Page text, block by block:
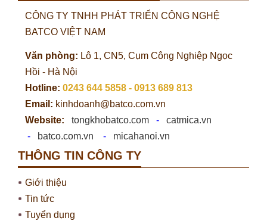
CÔNG TY TNHH PHÁT TRIỂN CÔNG NGHỆ
BATCO VIỆT NAM
Văn phòng: Lô 1, CN5, Cụm Công Nghiệp Ngọc
Hồi - Hà Nội
Hotline: 0243 644 5858 - 0913 689 813
Email: kinhdoanh@batco.com.vn
Website:
tongkhobatco.com - catmica.vn
-
batco.com.vn - micahanoi.vn
THÔNG TIN CÔNG TY
Giới thiệu
Tin tức
Tuyển dụng